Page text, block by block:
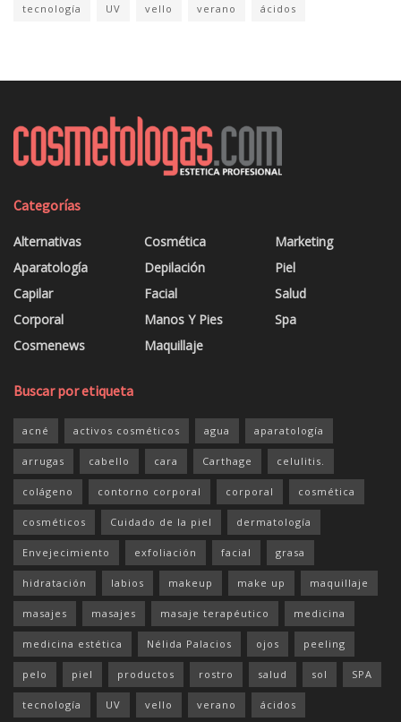
tecnología UV vello verano ácidos
Categorías
Alternativas
Aparatología
Capilar
Corporal
Cosmenews
Cosmética
Depilación
Facial
Manos Y Pies
Maquillaje
Marketing
Piel
Salud
Spa
Buscar por etiqueta
acné activos cosméticos agua aparatología
arrugas cabello cara Carthage celulitis.
colágeno contorno corporal corporal cosmética
cosméticos Cuidado de la piel dermatología
Envejecimiento exfoliación facial grasa
hidratación labios makeup make up maquillaje
masajes masajes masaje terapéutico medicina
medicina estética Nélida Palacios ojos peeling
pelo piel productos rostro salud sol SPA
tecnología UV vello verano ácidos